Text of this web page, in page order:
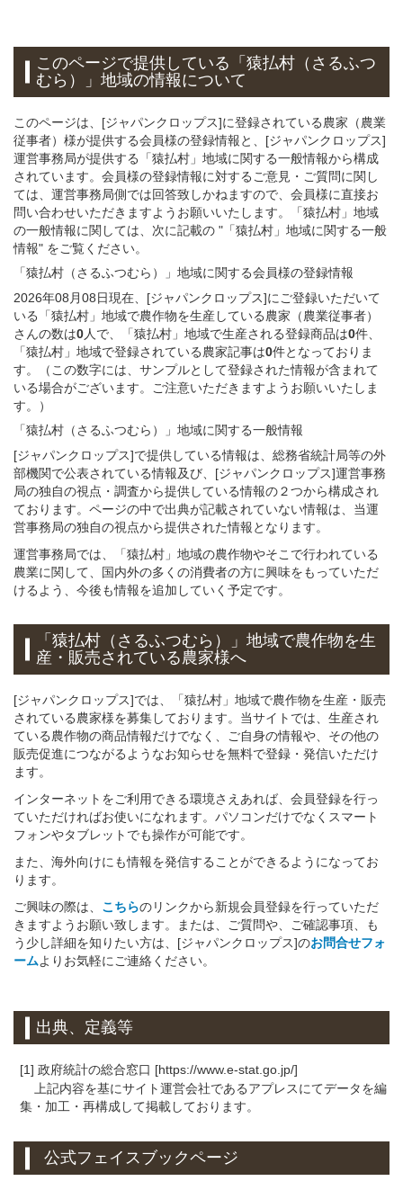
このページで提供している 「猿払村（さるふつ
むら）」地域の情報について
このページは、[ジャパンクロップス]に登録されている農家（農業
従事者）様が提供する会員様の登録情報と、[ジャパンクロップス]
運営事務局が提供する「猿払村」地域に関する一般情報から構成
されています。会員様の登録情報に対するご意見・ご質問に関し
ては、運営事務局側では回答致しかねますので、会員様に直接お
問い合わせいただきますようお願いいたします。「猿払村」地域
の一般情報に関しては、次に記載の "「猿払村」地域に関する一般
情報" をご覧ください。
「猿払村（さるふつむら）」 地域に関する会員様の登録情報
2026年08月08日現在、[ジャパンクロップス]にご登録いただいて
いる「猿払村」地域で農作物を生産している農家（農業従事者）
さんの数は0人で、「猿払村」地域で生産される登録商品は0件、
「猿払村」地域で登録されている農家記事は0件となっておりま
す。（この数字には、サンプルとして登録された情報が含まれて
いる場合がございます。ご注意いただきますようお願いいたしま
す。）
「猿払村（さるふつむら）」 地域に関する一般情報
[ジャパンクロップス]で提供している情報は、総務省統計局等の外
部機関で公表されている情報及び、[ジャパンクロップス]運営事務
局の独自の視点・調査から提供している情報の２つから構成され
ております。ページの中で出典が記載されていない情報は、当運
営事務局の独自の視点から提供された情報となります。
運営事務局では、「猿払村」地域の農作物やそこで行われている
農業に関して、国内外の多くの消費者の方に興味をもっていただ
けるよう、今後も情報を追加していく予定です。
「猿払村（さるふつむら）」地域で農作物を生
産・販売されている農家様へ
[ジャパンクロップス]では、「猿払村」地域で農作物を生産・販売
されている農家様を募集しております。当サイトでは、生産され
ている農作物の商品情報だけでなく、ご自身の情報や、その他の
販売促進につながるようなお知らせを無料で登録・発信いただけ
ます。
インターネットをご利用できる環境さえあれば、会員登録を行っ
ていただければお使いになれます。パソコンだけでなくスマート
フォンやタブレットでも操作が可能です。
また、海外向けにも情報を発信することができるようになってお
ります。
ご興味の際は、 こちらのリンクから新規会員登録を行っていただ
きますようお願い致します。または、ご質問や、ご確認事項、も
う少し詳細を知りたい方は、[ジャパンクロップス]のお問合せフォ
ームよりお気軽にご連絡ください。
出典、定義等
[1] 政府統計の総合窓口 [https://www.e-stat.go.jp/]
上記内容を基にサイト運営会社であるアプレスにてデータを編
集・加工・再構成して掲載しております。
公式フェイスブックページ